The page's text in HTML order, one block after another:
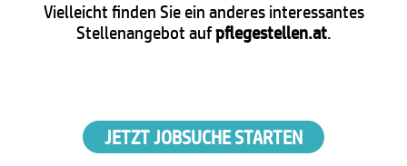
Vielleicht finden Sie ein anderes interessantes
Stellenangebot aufpflegestellen.at.
JETZT JOBSUCHE STARTEN